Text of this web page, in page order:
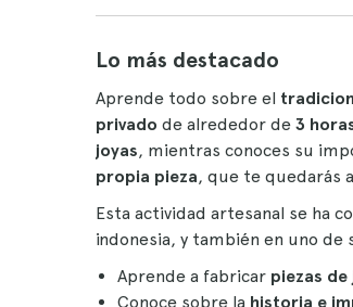
Lo más destacado
Aprende todo sobre el
privado de alrededor de 3
joyas, mientras conoces su
propia pieza, que te quedarás
Esta actividad artesanal se ha
indonesia, y también en uno de
Aprende a fabricar piezas
Conoce sobre la historia e